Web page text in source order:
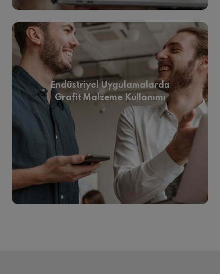
Endüstriyel Uygulamalarda
Grafit Malzeme Kullanımı